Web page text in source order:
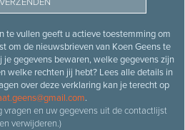
te vullen geeft u actieve toestemming om
om de nieuwsbrieven van Koen Geens te
gegevens bewaren, welke gegevens zijn
welke rechten jij hebt? Lees alle details in
over deze verklaring kan je terecht op
.
en uw gegevens uit de contactlijst
verwijderen.)